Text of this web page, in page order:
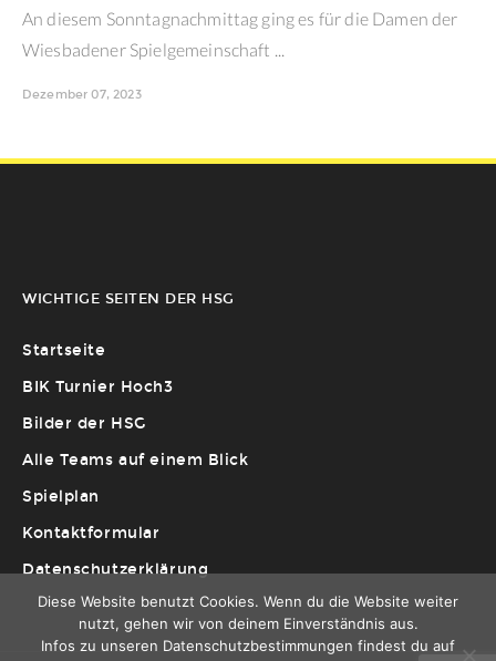
An diesem Sonntagnachmittag ging es für die Damen der
Wiesbadener Spielgemeinschaft ...
Dezember 07, 2023
WICHTIGE SEITEN DER HSG
Startseite
BIK Turnier Hoch3
Bilder der HSG
Alle Teams auf einem Blick
Spielplan
Kontaktformular
Datenschutzerklärung
Diese Website benutzt Cookies. Wenn du die Website weiter
nutzt, gehen wir von deinem Einverständnis aus.
Infos zu unseren Datenschutzbestimmungen findest du auf